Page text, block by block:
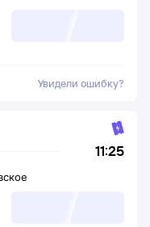
Увидели ошибку?
11:25